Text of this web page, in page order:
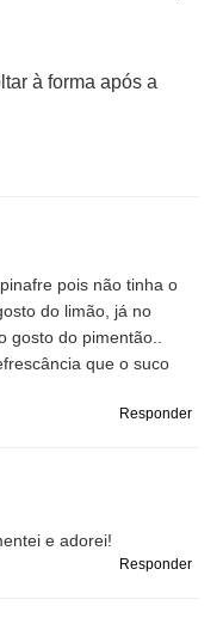
à forma após a
pois não tinha o
do limão, já no
do pimentão..
que o suco
Responder
e adorei!
Responder